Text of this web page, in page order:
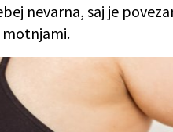
nevarna, saj je